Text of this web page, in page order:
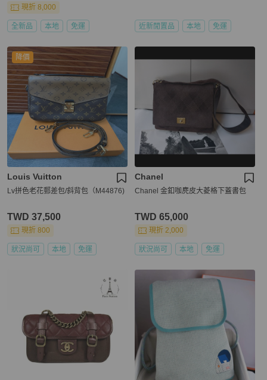
現折 8,000
全新品 本地 免運 近新閒置品 本地 免運
降價
Louis Vuitton
Lv拼色老花郵差包/斜背包（M44876)
TWD 37,500
現折 800
狀況尚可 本地 免運
Chanel
Chanel 金釦咖麂皮大菱格下蓋書包
TWD 65,000
現折 2,000
狀況尚可 本地 免運